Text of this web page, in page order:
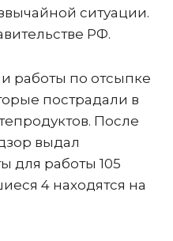
ситуации.
РФ.
работы по отсыпке
пострадали в
После
выдал
для работы 105
4 находятся на